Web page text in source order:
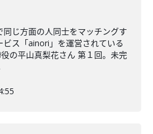
同じ方面の人同士をマッチングす
ス「ainori」を運営されている
の平山真梨花さん 第１回。未完